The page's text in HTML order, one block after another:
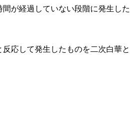
が経過していない段階に発生した
応して発生したものを二次白華と